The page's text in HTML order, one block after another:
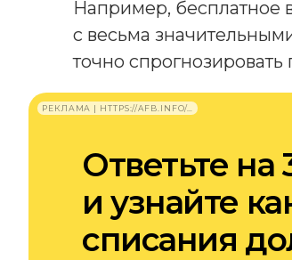
Например, бесплатное
с весьма
точно
РЕКЛАМА | HTTPS://AFB.INFO/…
Ответьте на
и узнайте
списания